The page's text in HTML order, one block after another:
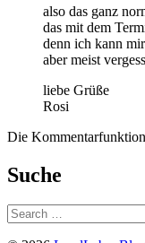
also das ganz
das mit dem
denn ich kann
aber meist
liebe Grüße
Rosi
Die
Suche
Suche: